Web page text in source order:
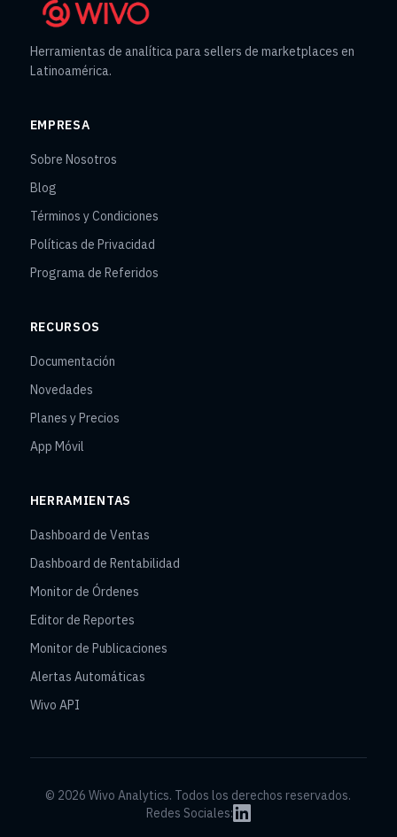
Herramientas de analítica para sellers de marketplaces en
Latinoamérica.
EMPRESA
Sobre Nosotros
Blog
Términos y Condiciones
Políticas de Privacidad
Programa de Referidos
RECURSOS
Documentación
Novedades
Planes y Precios
App Móvil
HERRAMIENTAS
Dashboard de Ventas
Dashboard de Rentabilidad
Monitor de Órdenes
Editor de Reportes
Monitor de Publicaciones
Alertas Automáticas
Wivo API
© 2026 Wivo Analytics. Todos los derechos reservados.
Redes Sociales: